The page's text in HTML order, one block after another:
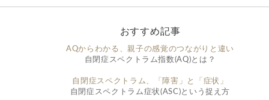
おすすめ記事
AQからわかる、親子の感覚のつながりと違い
自閉症スペクトラム指数(AQ)とは？
自閉症スペクトラム、「障害」と「症状」
自閉症スペクトラム症状(ASC)という捉え方